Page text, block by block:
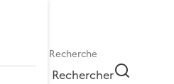
Rechercher